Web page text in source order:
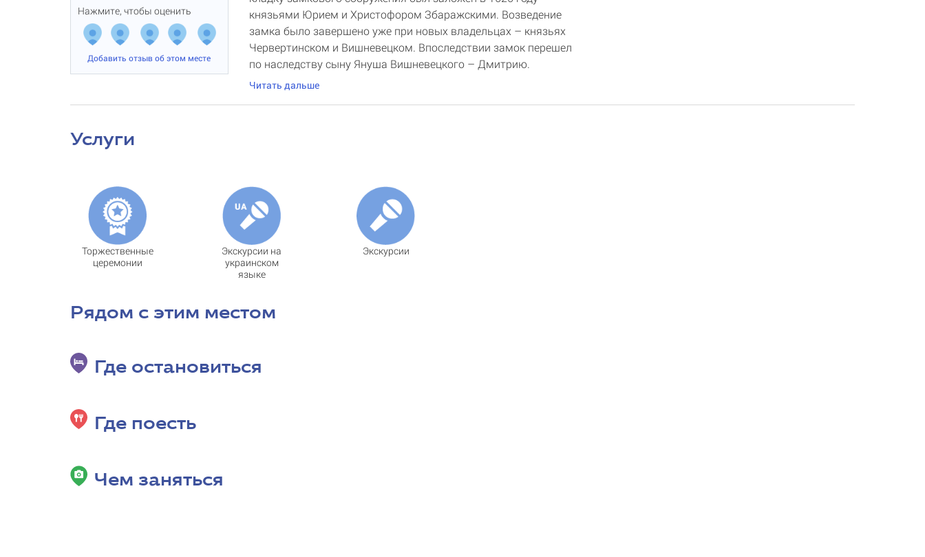
Нажмите, чтобы оценить
Добавить отзыв об этом месте
князьями Юрием и Христофором Збаражскими. Возведение
замка было завершено уже при новых владельцах – князьях
Червертинском и Вишневецком. Впоследствии замок перешел
по наследству сыну Януша Вишневецкого – Дмитрию.
Читать дальше
Услуги
Торжественные
церемонии
Экскурсии на
украинском
языке
Экскурсии
Рядом с этим местом
Где остановиться
Где поесть
Чем заняться